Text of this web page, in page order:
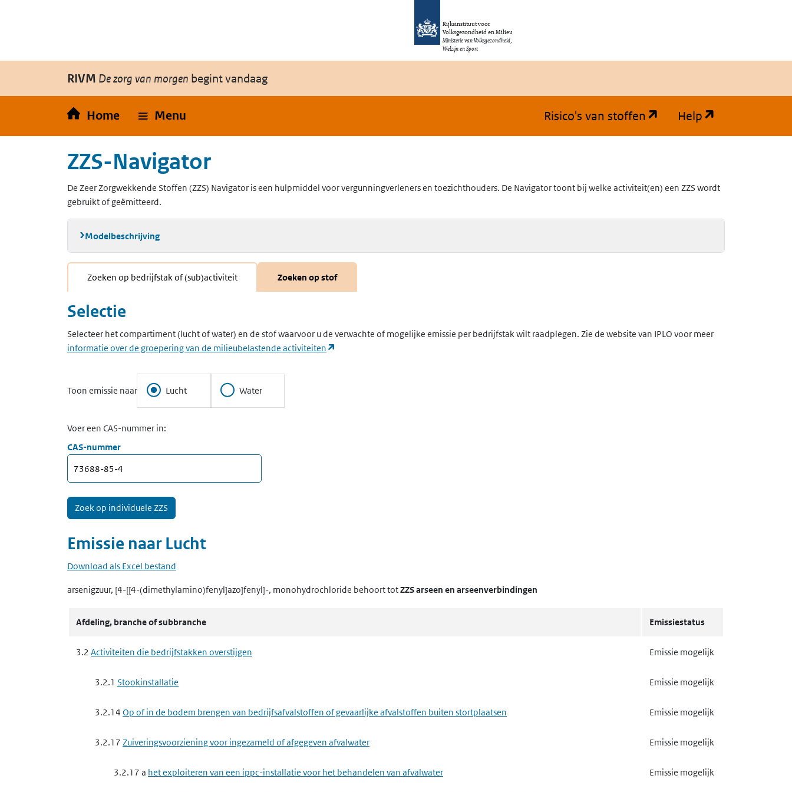
Rijksinstituut voor
Volksgezondheid en Milieu
Ministerie van Volksgezondheid,
Welzijn en Sport
RIVM De zorg van morgen begint vandaag
Home Menu Risico's van stoffen (opent in een nieuw
Help
ZZS-Navigator
De Zeer Zorgwekkende Stoffen (ZZS) Navigator is een hulpmiddel voor vergunningverleners en toezichthouders. De Navigator toont bij welke activiteit(en) een ZZS wordt
gebruikt of geëmitteerd.
Modelbeschrijving
Zoeken op bedrijfstak of (sub)activiteit Zoeken op stof
Selectie
Selecteer het compartiment (lucht of water) en de stof waarvoor u de verwachte of mogelijke emissie per bedrijfstak wilt raadplegen. Zie de website van IPLO voor meer
informatie over de groepering van de milieubelastende activiteiten
Toon emissie naar Lucht Water
Voer een CAS-nummer in:
CAS-nummer
Emissie naar Lucht
Download als Excel bestand
arsenigzuur, [4-[[4-(dimethylamino)fenyl]azo]fenyl]-, monohydrochloride behoort totZZS arseen en arseenverbindingen
Afdeling, branche of subbranche Emissiestatus
3.2 Activiteiten die bedrijfstakken overstijgen Emissie mogelijk
3.2.1 Stookinstallatie Emissie mogelijk
3.2.14 Op of in de bodem brengen van bedrijfsafvalstoffen of gevaarlijke afvalstoffen buiten stortplaatsen Emissie mogelijk
3.2.17 Zuiveringsvoorziening voor ingezameld of afgegeven afvalwater Emissie mogelijk
3.2.17 a het exploiteren van een ippc-installatie voor het behandelen van afvalwater Emissie mogelijk